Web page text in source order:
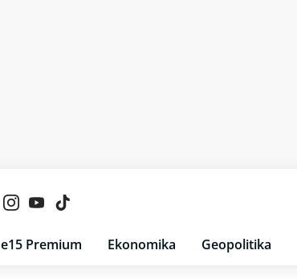
e15 Premium Ekonomika Geopolitika